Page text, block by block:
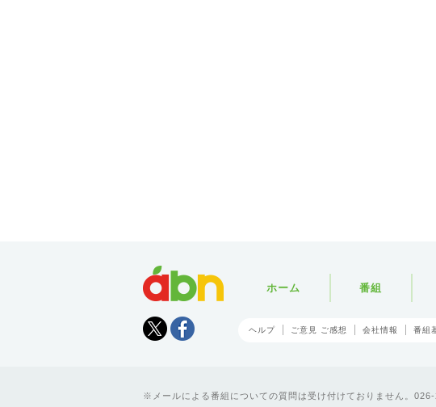
Tweet
ホーム 番組
ヘルプ ご意見 ご感想 会社情報 番組
メールによる番組についての質問は受け付けておりません。